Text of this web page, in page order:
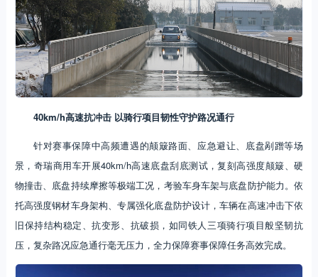
40km/h高速抗冲击 以骑行项目韧性守护路况通行
针对赛事保障中高频遭遇的颠簸路面、应急避让、底盘剐蹭等场
景，奇瑞商用车开展40km/h高速底盘刮底测试，复刻高强度颠簸、硬
物撞击、底盘持续摩擦等极端工况，考验车身车架与底盘防护能力。依
托高强度钢材车身架构、专属强化底盘防护设计，车辆在高速冲击下依
旧保持结构稳定、抗变形、抗破损，如同铁人三项骑行项目般坚韧抗
压，复杂路况应急通行毫无压力，全力保障赛事保障任务高效完成。